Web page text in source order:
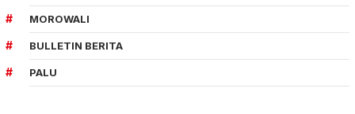
MOROWALI
BULLETIN BERITA
PALU